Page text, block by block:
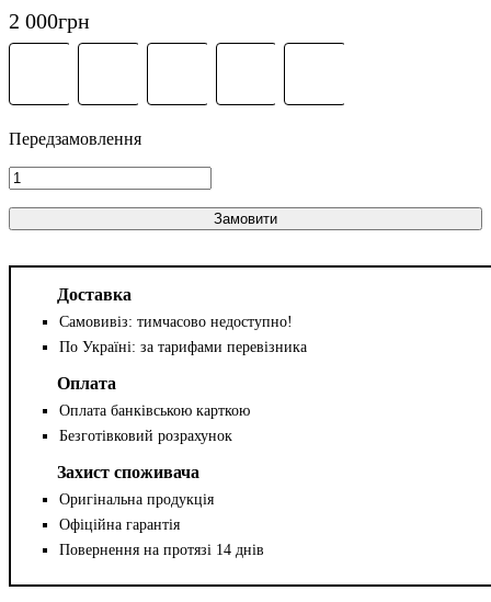
2 000грн
Замовити
Доставка
Самовивіз: тимчасово недоступно!
По Україні: за тарифами перевізника
Оплата
Оплата банківською карткою
Безготівковий розрахунок
Захист споживача
Оригінальна продукція
Офіційна гарантія
Повернення на протязі 14 днів